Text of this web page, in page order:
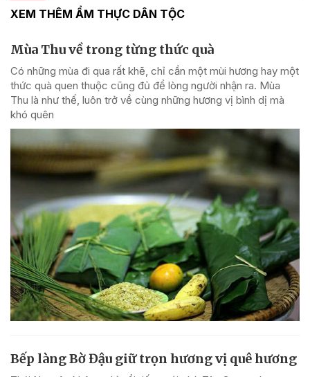
XEM THÊM ẨM THỰC DÂN TỘC
Mùa Thu về trong từng thức quà
Có những mùa đi qua rất khẽ, chỉ cần một mùi hương hay một
thức quà quen thuộc cũng đủ để lòng người nhận ra. Mùa
Thu là như thế, luôn trở về cùng những hương vị bình dị mà
khó quên
Bếp làng Bờ Đậu giữ trọn hương vị quê hương